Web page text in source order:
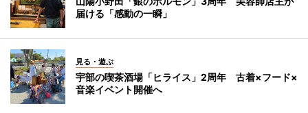
届ける「感動の一瞬」
見る・遊ぶ
宇部の喫茶酒場「ヒライス」2周年 古着×フード×
音楽イベント開催へ